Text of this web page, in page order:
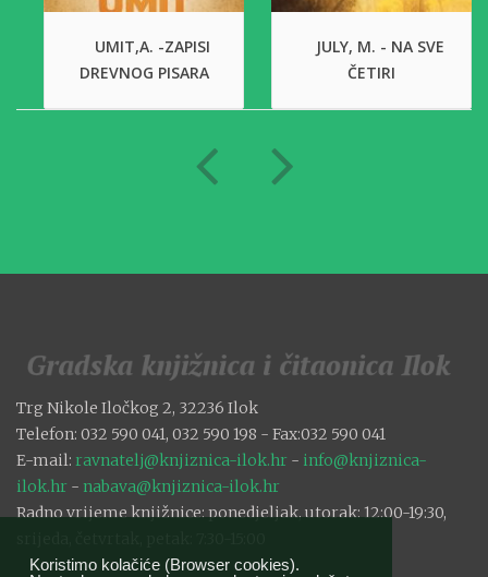
Koristimo kolačiće (Browser cookies).
UMIT,A. -ZAPISI
DREVNOG PISARA
JULY, M. - NA SVE
ČETIRI
Trg Nikole Iločkog 2, 32236 Ilok
Telefon: 032 590 041, 032 590 198 - Fax:032 590 041
E-mail: ravnatelj@knjiznica-ilok.hr - info@knjiznica-
ilok.hr - nabava@knjiznica-ilok.hr
Radno vrijeme knjižnice: ponedjeljak, utorak: 12:00-19:30,